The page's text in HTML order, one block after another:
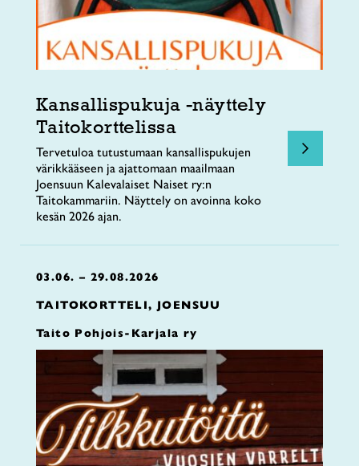
Kansallispukuja -näyttely
Taitokorttelissa
Tervetuloa tutustumaan kansallispukujen
värikkääseen ja ajattomaan maailmaan
Joensuun Kalevalaiset Naiset ry:n
Taitokammariin. Näyttely on avoinna koko
kesän 2026 ajan.
03.06. – 29.08.2026
TAITOKORTTELI, JOENSUU
Taito Pohjois-Karjala ry